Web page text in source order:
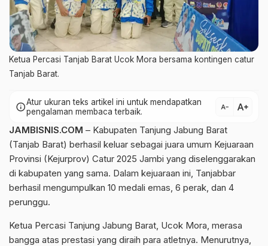
Ketua Percasi Tanjab Barat Ucok Mora bersama kontingen catur
Tanjab Barat.
infoAtur ukuran teks artikel ini untuk mendapatkan
pengalaman membaca terbaik.
text_decrease text_increase
JAMBISNIS.COM – Kabupaten Tanjung Jabung Barat
(Tanjab Barat) berhasil keluar sebagai juara umum Kejuaraan
Provinsi (Kejurprov) Catur 2025 Jambi yang diselenggarakan
di kabupaten yang sama. Dalam kejuaraan ini, Tanjabbar
berhasil mengumpulkan 10 medali emas, 6 perak, dan 4
perunggu.
Ketua Percasi Tanjung Jabung Barat, Ucok Mora, merasa
bangga atas prestasi yang diraih para atletnya. Menurutnya,